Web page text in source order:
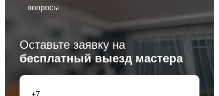
вопросы
Оставьте заявку на
бесплатный выезд мастера